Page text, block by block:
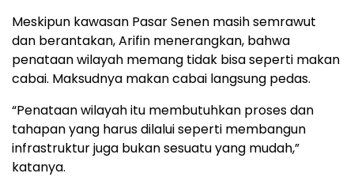
Meskipun kawasan Pasar Senen masih semrawut
dan berantakan, Arifin menerangkan, bahwa
penataan wilayah memang tidak bisa seperti makan
cabai. Maksudnya makan cabai langsung pedas.
“Penataan wilayah itu membutuhkan proses dan
tahapan yang harus dilalui seperti membangun
infrastruktur juga bukan sesuatu yang mudah,”
katanya.